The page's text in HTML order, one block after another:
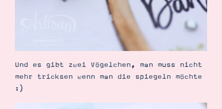
Und es gibt zwei Vögelchen, man muss nicht
mehr tricksen wenn man die spiegeln möchte
:)